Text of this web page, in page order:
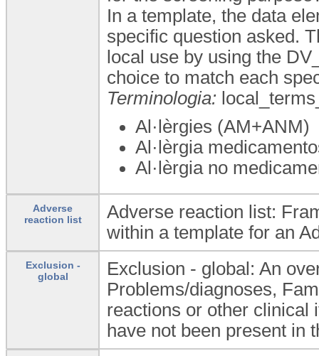
In a template, the data
specific question asked.
local use by using the
choice to match each
Terminologia:
Al·lèrgies (AM+ANM)
Al·lèrgia
Al·lèrgia no
Adverse
reaction list
Adverse reaction list:
within a template for an
Exclusion -
global
Exclusion - global: An
Problems/diagnoses,
reactions or other clinical
have not been present in